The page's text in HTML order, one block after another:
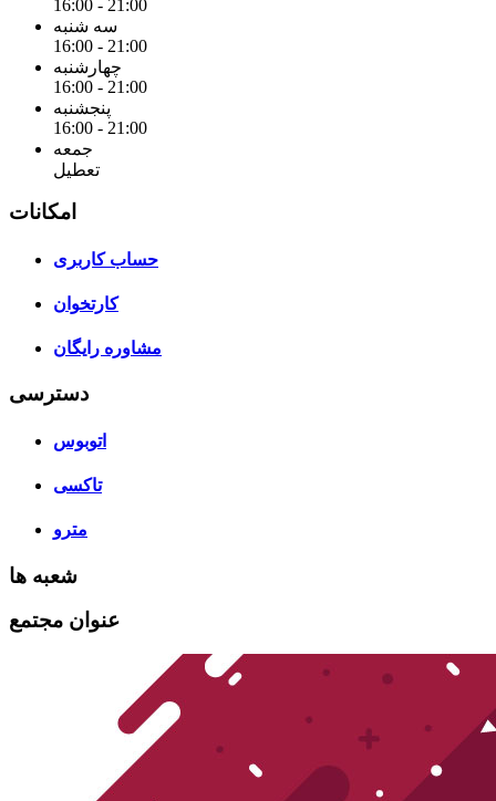
16:00 - 21:00
سه شنبه
16:00 - 21:00
چهارشنبه
16:00 - 21:00
پنجشنبه
16:00 - 21:00
جمعه
تعطیل
امکانات
حساب کاربری
کارتخوان
مشاوره رایگان
دسترسی
اتوبوس
تاکسی
مترو
شعبه ها
عنوان مجتمع